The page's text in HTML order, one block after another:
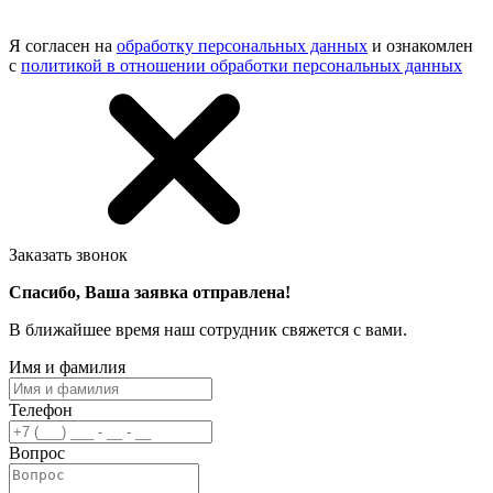
Я согласен на обработку персональных данных и ознакомлен
с политикой в отношении обработки персональных данных
Заказать звонок
Спасибо, Ваша заявка отправлена!
В ближайшее время наш сотрудник свяжется с вами.
Имя и фамилия
Телефон
Вопрос